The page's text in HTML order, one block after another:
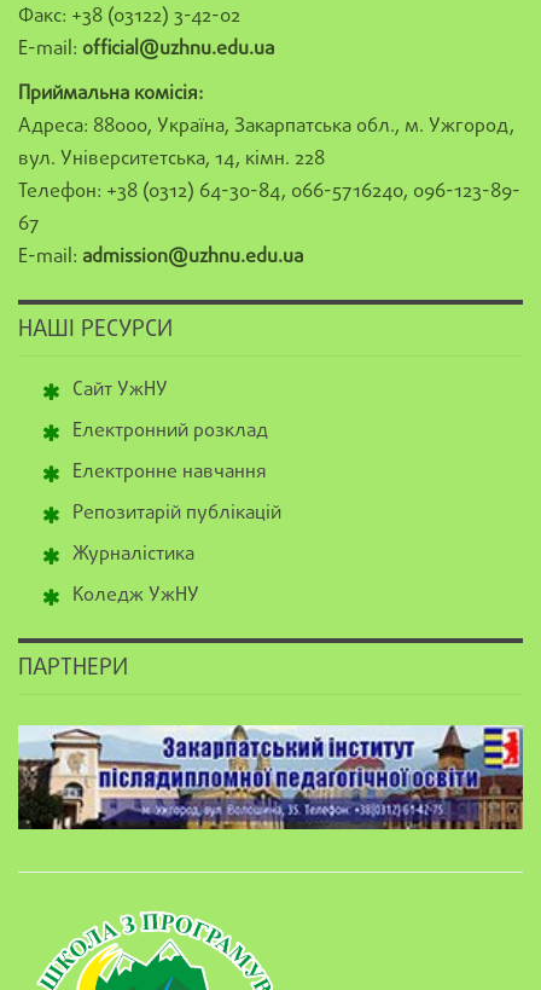
Факс: +38 (03122) 3-42-02
E-mail: official@uzhnu.edu.ua
Приймальна комісія:
Адреса: 88000, Україна, Закарпатська обл., м. Ужгород,
вул. Університетська, 14, кімн. 228
Телефон: +38 (0312) 64-30-84, 066-5716240, 096-123-89-
67
E-mail: admission@uzhnu.edu.ua
НАШІ РЕСУРСИ
Сайт УжНУ
Електронний розклад
Електронне навчання
Репозитарій публікацій
Журналістика
Коледж УжНУ
ПАРТНЕРИ